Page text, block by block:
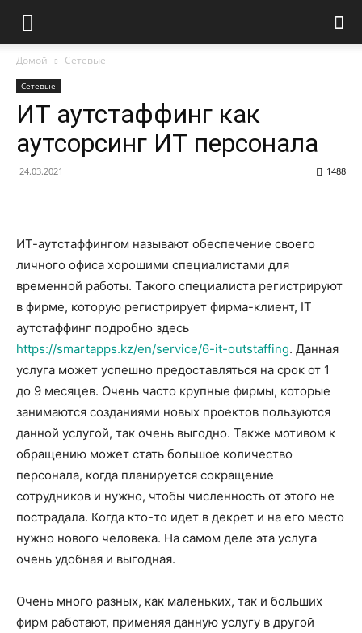
Домой Сетевые
Сетевые
ИТ аутстаффинг как
аутсорсинг ИТ персонала
24.03.2021 1488
ИТ-аутстаффингом называют обеспечение своего
личного офиса хорошими специалистами для
временной работы. Такого специалиста регистрируют
в фирме, которую регистрирует фирма-клиент, IT
аутстаффинг подробно здесь
https://smartapps.kz/en/service/6-it-outstaffing. Данная
услуга может успешно предоставляться на срок от 1
до 9 месяцев. Очень часто крупные фирмы, которые
занимаются созданиями новых проектов пользуются
данной услугой, так очень выгодно. Также мотивом к
обращению может стать большое количество
персонала, когда планируется сокращение
сотрудников и нужно, чтобы численность от этого не
пострадала. Когда кто-то идет в декрет и на его место
нужно нового человека. На самом деле эта услуга
очень удобная и выгодная.
Очень много разных, как маленьких, так и больших
фирм работают, применяя данную услугу в другой